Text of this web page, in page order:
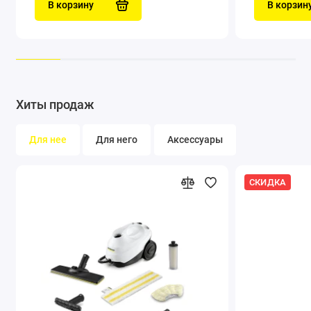
экономный расход воды.
Малый вес и прочные компактные конструкции
В корзину В
Хиты продаж
Для нее Для него Аксессуары
СКИДКА